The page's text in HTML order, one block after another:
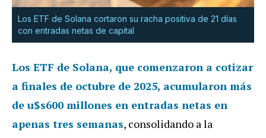
Los ETF de Solana cortaron su racha positiva de 21 días
con entradas netas de capital
Los ETF de Solana, que comenzaron a cotizar
a finales de octubre de 2025, acumularon más
de u$s600 millones en entradas netas en
apenas tres semanas, consolidando a la